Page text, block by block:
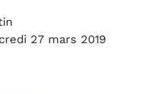
27 mars 2019